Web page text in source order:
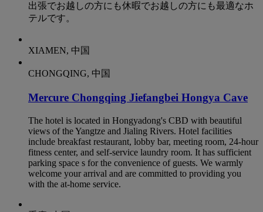
出張でお越しの方にも休暇でお越しの方にも最適なホ
テルです。
XIAMEN, 中国
CHONGQING, 中国
Mercure Chongqing Jiefangbei Hongya Cave
The hotel is located in Hongyadong's CBD with beautiful
views of the Yangtze and Jialing Rivers. Hotel facilities
include breakfast restaurant, lobby bar, meeting room, 24-hour
fitness center, and self-service laundry room. It has sufficient
parking space s for the convenience of guests. We warmly
welcome your arrival and are committed to providing you
with the at-home service.